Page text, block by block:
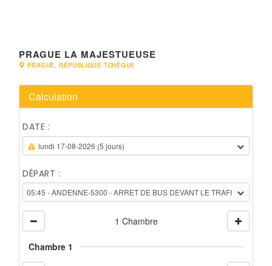
PRAGUE LA MAJESTUEUSE
PRAGUE, RÉPUBLIQUE TCHÈQUE
Calculation
DATE :
lundi 17-08-2026 (5 jours)
DÉPART :
05:45 -ANDENNE-5300 - ARRET DE BUS DEVANT LE TRAFIC AVENUE
1 Chambre
Chambre 1